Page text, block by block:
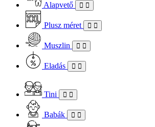
Alapvető
Plusz méret
Muszlin
Eladás
Tini
Babák